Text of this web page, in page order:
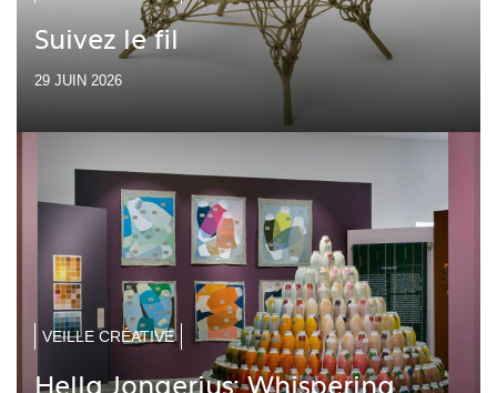
Suivez le fil
29 JUIN 2026
VEILLE CRÉATIVE
Hella Jongerius: Whispering